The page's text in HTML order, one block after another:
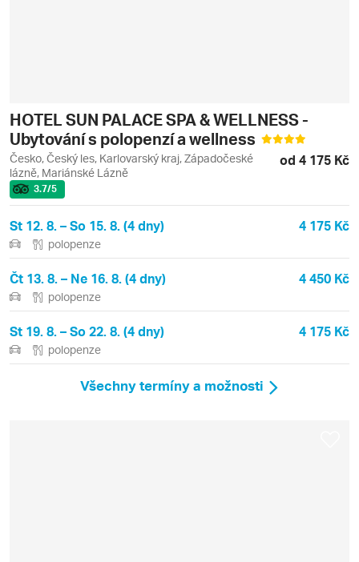
HOTEL SUN PALACE SPA & WELLNESS -
Ubytování s polopenzí a wellness
Česko, Český les, Karlovarský kraj, Západočeské
lázně, Mariánské Lázně
od 4 175 Kč
3.7/5
St 12. 8. – So 15. 8. (4 dny) 4 175 Kč
polopenze
Čt 13. 8. – Ne 16. 8. (4 dny) 4 450 Kč
polopenze
St 19. 8. – So 22. 8. (4 dny) 4 175 Kč
polopenze
Všechny termíny a možnosti